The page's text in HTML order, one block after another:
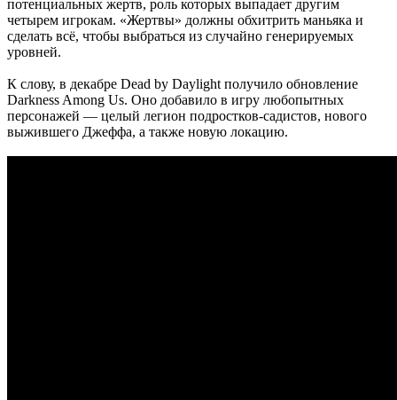
потенциальных жертв, роль которых выпадает другим
четырем игрокам. «Жертвы» должны обхитрить маньяка и
сделать всё, чтобы выбраться из случайно генерируемых
уровней.
К слову, в декабре Dead by Daylight получило обновление
Darkness Among Us. Оно добавило в игру любопытных
персонажей — целый легион подростков-садистов, нового
выжившего Джеффа, а также новую локацию.